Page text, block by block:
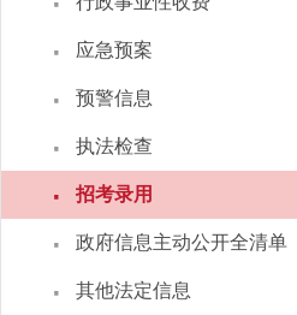
· 应急预案
· 预警信息
· 执法检查
· 招考录用
· 政府信息主动公开全清单
· 其他法定信息